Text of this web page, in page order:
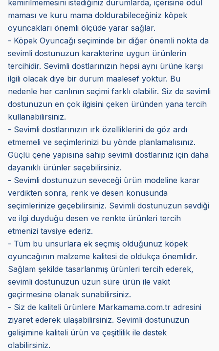
kemirilmemesini istediğiniz durumlarda, içerisine ödül
maması ve kuru mama doldurabileceğiniz köpek
oyuncakları önemli ölçüde yarar sağlar.
- Köpek Oyuncağı seçiminde bir diğer önemli nokta da
sevimli dostunuzun karakterine uygun ürünlerin
tercihidir. Sevimli dostlarınızın hepsi aynı ürüne karşı
ilgili olacak diye bir durum maalesef yoktur. Bu
nedenle her canlının seçimi farklı olabilir. Siz de sevimli
dostunuzun en çok ilgisini çeken üründen yana tercih
kullanabilirsiniz.
- Sevimli dostlarınızın ırk özelliklerini de göz ardı
etmemeli ve seçimlerinizi bu yönde planlamalısınız.
Güçlü çene yapısına sahip sevimli dostlarınız için daha
dayanıklı ürünler seçebilirsiniz.
- Sevimli dostunuzun seveceği ürün modeline karar
verdikten sonra, renk ve desen konusunda
seçimlerinize geçebilirsiniz. Sevimli dostunuzun sevdiği
ve ilgi duyduğu desen ve renkte ürünleri tercih
etmenizi tavsiye ederiz.
- Tüm bu unsurlara ek seçmiş olduğunuz köpek
oyuncağının malzeme kalitesi de oldukça önemlidir.
Sağlam şekilde tasarlanmış ürünleri tercih ederek,
sevimli dostunuzun uzun süre ürün ile vakit
geçirmesine olanak sunabilirsiniz.
- Siz de kaliteli ürünlere Markamama.com.tr adresini
ziyaret ederek ulaşabilirsiniz. Sevimli dostunuzun
gelişimine kaliteli ürün ve çeşitlilik ile destek
olabilirsiniz.